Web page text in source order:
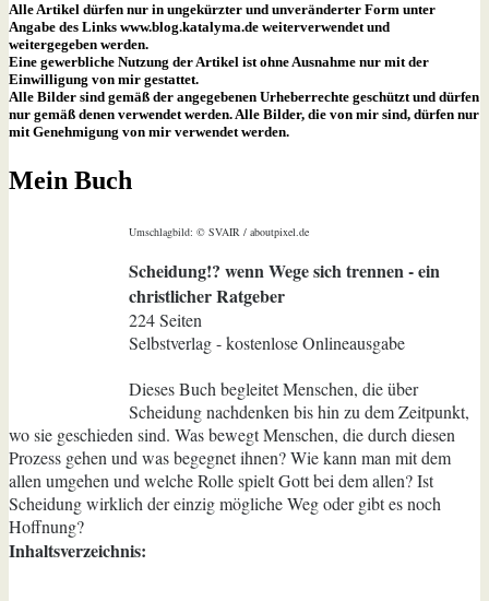
Alle Artikel dürfen nur in ungekürzter und unveränderter Form unter
Angabe des Links www.blog.katalyma.de weiterverwendet und
weitergegeben werden.
Eine gewerbliche Nutzung der Artikel ist ohne Ausnahme nur mit der
Einwilligung von mir gestattet.
Alle Bilder sind gemäß der angegebenen Urheberrechte geschützt und dürfen
nur gemäß denen verwendet werden. Alle Bilder, die von mir sind, dürfen nur
mit Genehmigung von mir verwendet werden.
Mein Buch
Umschlagbild: © SVAIR / aboutpixel.de
Scheidung!? wenn Wege sich trennen - ein
christlicher Ratgeber
224 Seiten
Selbstverlag - kostenlose Onlineausgabe
Dieses Buch begleitet Menschen, die über
Scheidung nachdenken bis hin zu dem Zeitpunkt,
wo sie geschieden sind. Was bewegt Menschen, die durch diesen
Prozess gehen und was begegnet ihnen? Wie kann man mit dem
allen umgehen und welche Rolle spielt Gott bei dem allen? Ist
Scheidung wirklich der einzig mögliche Weg oder gibt es noch
Hoffnung?
Inhaltsverzeichnis: